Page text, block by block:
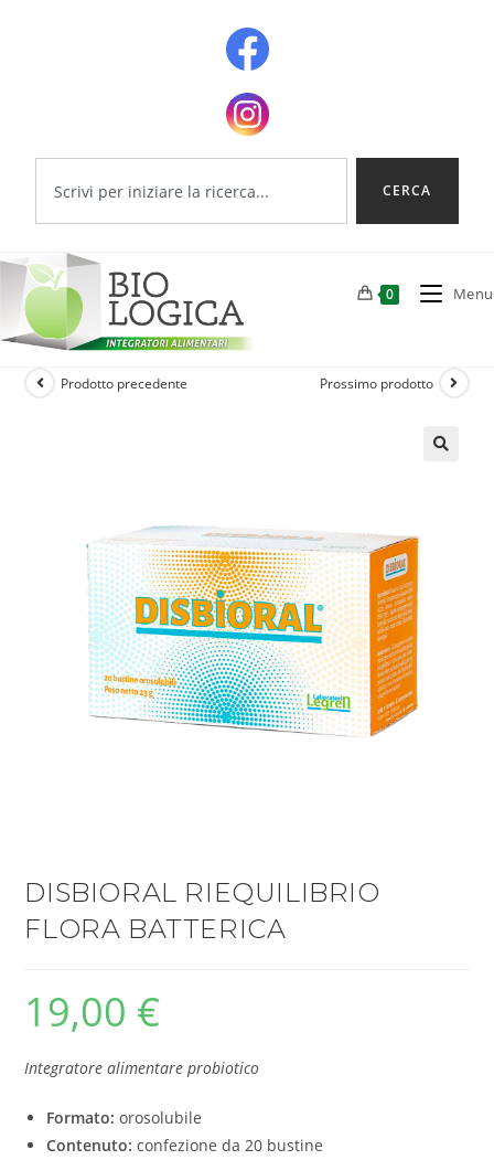
CERCA
0 Menu
Prodotto precedente Prossimo prodotto
DISBIORAL RIEQUILIBRIO
FLORA BATTERICA
19,00 €
Integratore alimentare probiotico
Formato:orosolubile
Contenuto:confezione da 20 bustine